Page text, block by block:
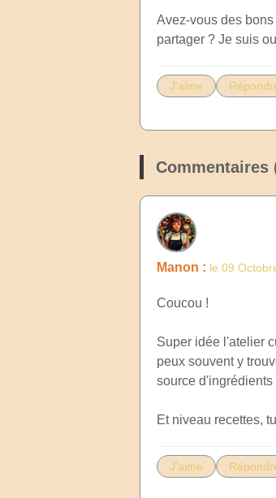
Avez-vous des
partager ? Je suis
J'aime
Commentaires
Manon : le 09
Coucou !
Super idée l'atelier
peux souvent y
source
Et niveau recettes,
J'aime